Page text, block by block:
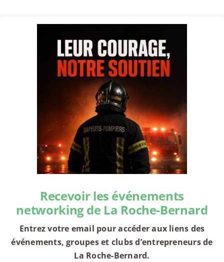
Recevoir les événements
networking de La Roche-Bernard
Entrez votre email pour accéder aux liens des
événements, groupes et clubs d’entrepreneurs de
La Roche-Bernard.